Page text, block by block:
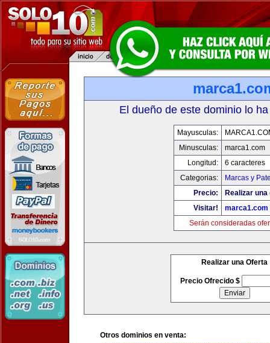
El dueño de este dominio lo
Mayusculas:
Minusculas:
marca1.com
Longitud:
6 caracteres
Categorias:
Marcas y
Precio:
Realizar
Visitar!
marca1.com
Serán consideradas
Realizar una Oferta
Precio Ofrecido $
Otros dominios en venta: